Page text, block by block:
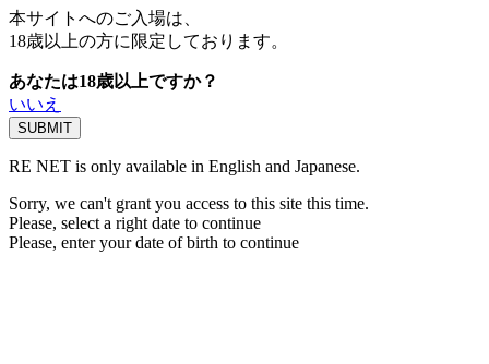
本サイトへのご入場は、
18歳以上の方に限定しております。
あなたは18歳以上ですか？
いいえ
RE NET is only available in English and Japanese.
Sorry, we can't grant you access to this site this time.
Please, select a right date to continue
Please, enter your date of birth to continue